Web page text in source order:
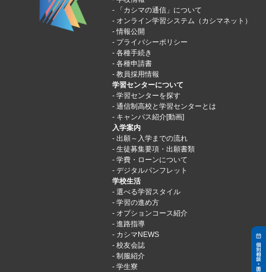
「カシマの通信」について
オンライン学習システム（カシマネット）
情報公開
プライバシーポリシー
各種手続き
各種申請書
教員採用情報
学習センターについて
学習センターを探す
通信制高校と学習センターとは
キャンパス紹介[動画]
入学案内
出願～入学までの流れ
生徒募集要項・出願書類
学費・ローンについて
デジタルパンフレット
学校生活
選べる学習スタイル
学習の進め方
オプションコース紹介
進路指導
カシマNEWS
校友会誌
制服紹介
学生寮